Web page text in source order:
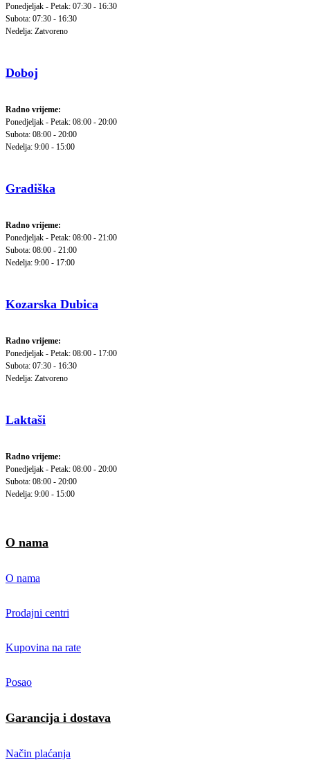
Ponedjeljak - Petak: 07:30 - 16:30
Subota: 07:30 - 16:30
Nedelja: Zatvoreno
Doboj
Radno vrijeme:
Ponedjeljak - Petak: 08:00 - 20:00
Subota: 08:00 - 20:00
Nedelja: 9:00 - 15:00
Gradiška
Radno vrijeme:
Ponedjeljak - Petak: 08:00 - 21:00
Subota: 08:00 - 21:00
Nedelja: 9:00 - 17:00
Kozarska Dubica
Radno vrijeme:
Ponedjeljak - Petak: 08:00 - 17:00
Subota: 07:30 - 16:30
Nedelja: Zatvoreno
Laktaši
Radno vrijeme:
Ponedjeljak - Petak: 08:00 - 20:00
Subota: 08:00 - 20:00
Nedelja: 9:00 - 15:00
O nama
O nama
Prodajni centri
Kupovina na rate
Posao
Garancija i dostava
Način plaćanja